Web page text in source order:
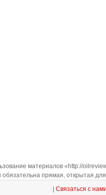
материалов «http://
прямая, открытая
Связаться с